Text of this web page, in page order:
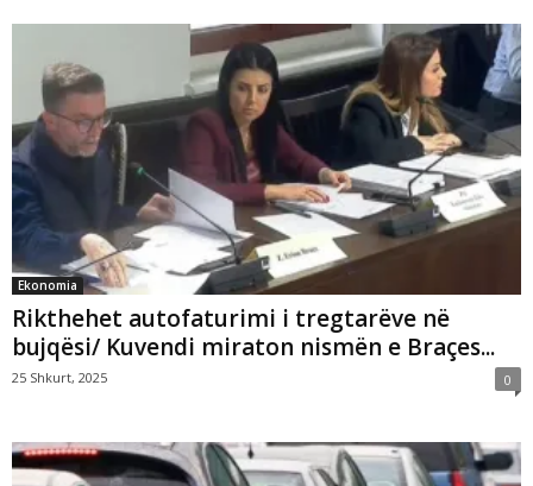
Ekonomia
Rikthehet autofaturimi i tregtarëve në
bujqësi/ Kuvendi miraton nismën e Braçes...
25 Shkurt, 2025 0